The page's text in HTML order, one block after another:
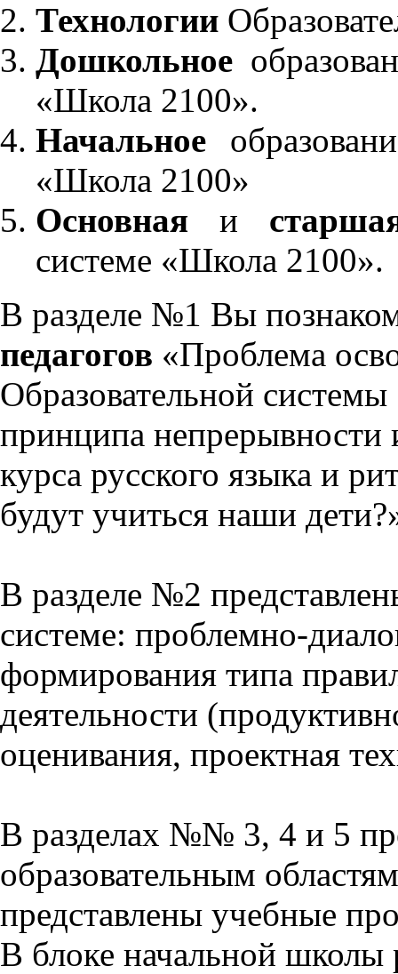
Технологии
Дошкольное
«Школа 2100».
Начальное
«Школа 2100»
Основнаяи
системе «Школа 2100».
В разделе №1 Вы
педагогов «Проблема
Образовательной
принципа непрерывности
курса русского языка и
будут учиться наши
В разделе №2
системе: проблемно-
формирования типа
деятельности
оценивания, проектная
В разделах №№ 3, 4 и 5
образовательным
представлены учебные
В блоке начальной школы